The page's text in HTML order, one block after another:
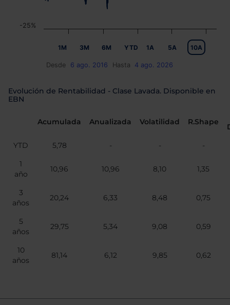
1M 3M 6M YTD 1A 5A 10A
Desde 6 ago. 2016 Hasta 4 ago. 2026
-25%
Evolución de Rentabilidad - Clase Lavada. Disponible en
EBN
Acumulada Anualizada Volatilidad R.Shape
YTD 5,78 - - -
1
año
10,96 10,96 8,10 1,35
3
años
20,24 6,33 8,48 0,75
5
años
29,75 5,34 9,08 0,59
10
años
81,14 6,12 9,85 0,62